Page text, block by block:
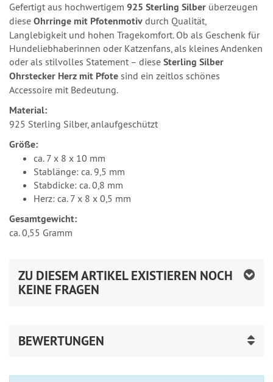
Gefertigt aus hochwertigem 925 Sterling Silber überzeugen
diese Ohrringe mit Pfotenmotiv durch Qualität,
Langlebigkeit und hohen Tragekomfort. Ob als Geschenk für
Hundeliebhaberinnen oder Katzenfans, als kleines Andenken
oder als stilvolles Statement – diese Sterling Silber
Ohrstecker Herz mit Pfote sind ein zeitlos schönes
Accessoire mit Bedeutung.
Material:
925 Sterling Silber, anlaufgeschützt
Größe:
ca. 7 x 8 x 10 mm
Stablänge: ca. 9,5 mm
Stabdicke: ca. 0,8 mm
Herz: ca. 7 x 8 x 0,5 mm
Gesamtgewicht:
ca. 0,55 Gramm
ZU DIESEM ARTIKEL EXISTIEREN NOCH
KEINE FRAGEN
BEWERTUNGEN